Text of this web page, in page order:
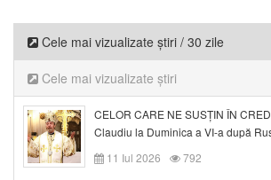
Cele mai vizualizate știri / 30 zile
Cele mai vizualizate știri
CELOR CARE NE SUSȚIN ÎN
Claudiu la Duminica a VI-a după
11 Iul 2026
792